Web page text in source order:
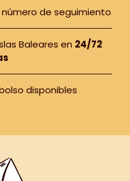
de seguimiento
Baleares en 24/72
disponibles